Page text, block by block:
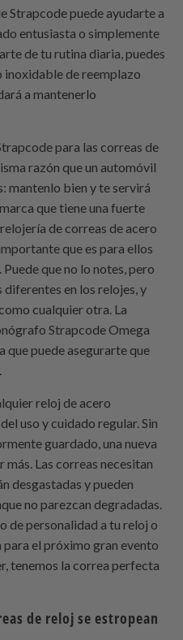
Strapcode puede ayudarte a
entusiasta o simplemente
de tu rutina diaria, puedes
inoxidable de reemplazo
a mantenerlo
para las correas de
razón que un automóvil
mantenlo bien y te servirá
que tiene una fuerte
de correas de acero
que es para ellos
que no lo notes, pero
diferentes en los relojes, y
cualquier otra. La
Strapcode Omega
que puede asegurarte que
reloj de acero
uso y cuidado regular. Sin
guardado, una nueva
Las correas necesitan
desgastadas y pueden
no parezcan degradadas.
de personalidad a tu reloj o
para el próximo gran evento
tenemos la correa perfecta
de reloj se estropean